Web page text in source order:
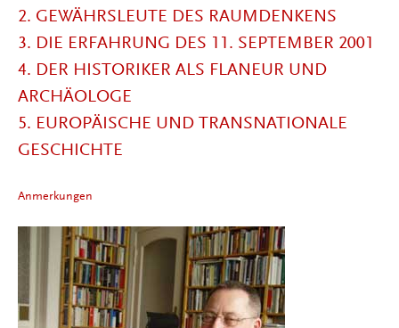
2. GEWÄHRSLEUTE DES RAUMDENKENS
3. DIE ERFAHRUNG DES 11. SEPTEMBER 2001
4. DER HISTORIKER ALS FLANEUR UND
ARCHÄOLOGE
5. EUROPÄISCHE UND TRANSNATIONALE
GESCHICHTE
Anmerkungen